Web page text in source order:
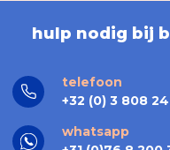
hulp nodig bij
telefoon
+32 (0) 3 808
whatsapp